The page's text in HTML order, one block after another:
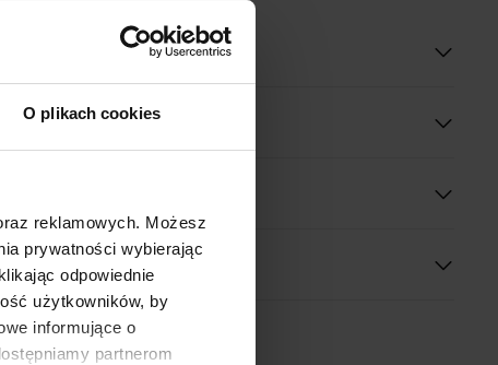
O plikach cookies
reklamowych. Możesz
prywatności wybierając
odpowiednie
użytkowników, by
informujące o
partnerom